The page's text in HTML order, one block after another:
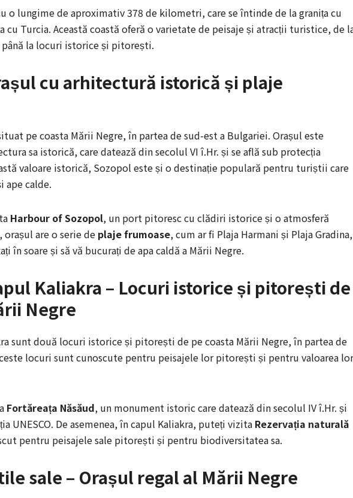
o lungime de aproximativ 378 de kilometri, care se întinde de la granița cu
cu Turcia. Această coastă oferă o varietate de peisaje și atracții turistice, de
la locuri istorice și pitorești.
cu arhitectură istorică și plaje
pe coasta Mării Negre, în partea de sud-est a Bulgariei. Orașul este
sa istorică, care datează din secolul VI î.Hr. și se află sub protecția
valoare istorică, Sozopol este și o destinație populară pentru turiștii care
ape calde.
Harbour of Sozopol, un port pitoresc cu clădiri istorice și o atmosferă
orașul are o serie de plaje frumoase, cum ar fi Plaja Harmani și Plaja Gradina,
în soare și să vă bucurați de apa caldă a Mării Negre.
Kaliakra – Locuri istorice și pitorești de
Negre
sunt două locuri istorice și pitorești de pe coasta Mării Negre, în partea de
locuri sunt cunoscute pentru peisajele lor pitorești și pentru valoarea lor
Fortăreața Năsăud, un monument istoric care datează din secolul IV î.Hr. și
UNESCO. De asemenea, în capul Kaliakra, puteți vizita Rezervația naturală
pentru peisajele sale pitorești și pentru biodiversitatea sa.
sale – Orașul regal al Mării Negre